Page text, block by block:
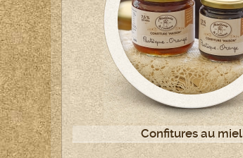
Confitures au miel